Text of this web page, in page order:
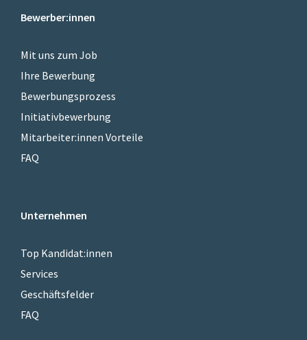
Bewerber:innen
Mit uns zum Job
Ihre Bewerbung
Bewerbungsprozess
Initiativbewerbung
Mitarbeiter:innen Vorteile
FAQ
Unternehmen
Top Kandidat:innen
Services
Geschäftsfelder
FAQ